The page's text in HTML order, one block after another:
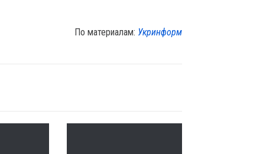
По материалам: Укринформ